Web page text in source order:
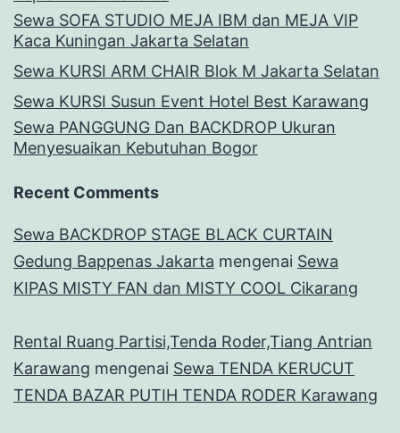
Sewa SOFA STUDIO MEJA IBM dan MEJA VIP
Kaca Kuningan Jakarta Selatan
Sewa KURSI ARM CHAIR Blok M Jakarta Selatan
Sewa KURSI Susun Event Hotel Best Karawang
Sewa PANGGUNG Dan BACKDROP Ukuran
Menyesuaikan Kebutuhan Bogor
Recent Comments
Sewa BACKDROP STAGE BLACK CURTAIN
Gedung Bappenas Jakarta mengenai Sewa
KIPAS MISTY FAN dan MISTY COOL Cikarang
Rental Ruang Partisi,Tenda Roder,Tiang Antrian
Karawang mengenai Sewa TENDA KERUCUT
TENDA BAZAR PUTIH TENDA RODER Karawang